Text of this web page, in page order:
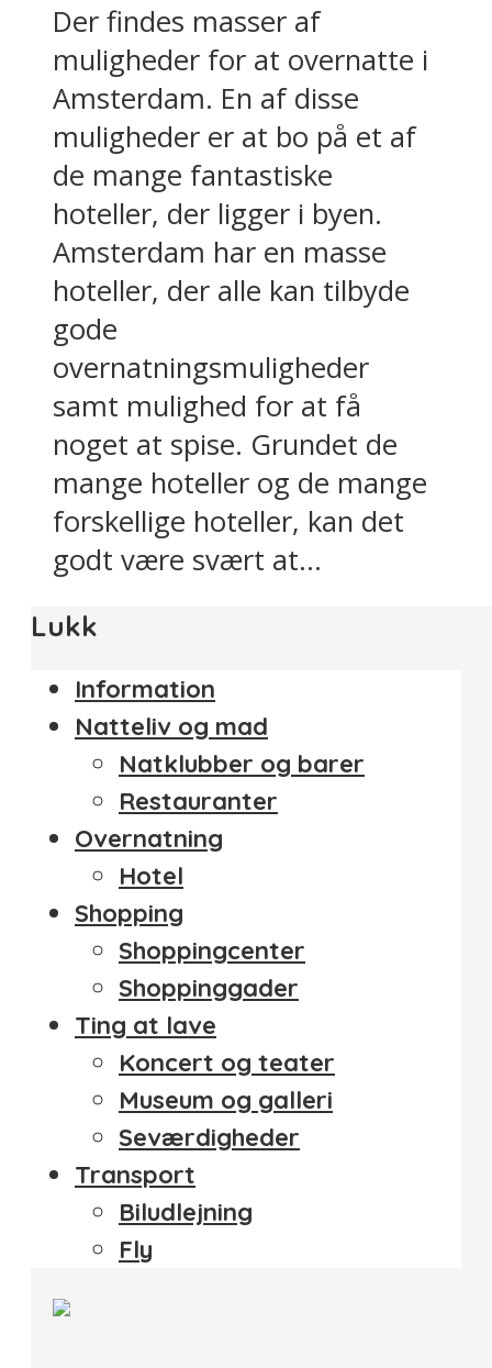
Der findes masser af
muligheder for at overnatte i
Amsterdam. En af disse
muligheder er at bo på et af
de mange fantastiske
hoteller, der ligger i byen.
Amsterdam har en masse
hoteller, der alle kan tilbyde
gode
overnatningsmuligheder
samt mulighed for at få
noget at spise. Grundet de
mange hoteller og de mange
forskellige hoteller, kan det
godt være svært at...
Lukk
Information
Natteliv og mad
Natklubber og barer
Restauranter
Overnatning
Hotel
Shopping
Shoppingcenter
Shoppinggader
Ting at lave
Koncert og teater
Museum og galleri
Seværdigheder
Transport
Biludlejning
Fly